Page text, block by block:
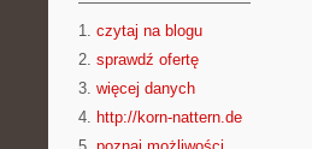
1. czytaj na blogu
2. sprawdź ofertę
3. więcej danych
4. http://korn-nattern.de